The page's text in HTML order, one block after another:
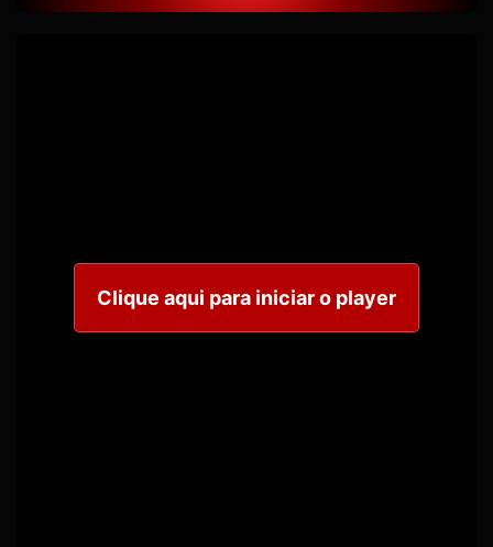
Clique aqui para iniciar o player